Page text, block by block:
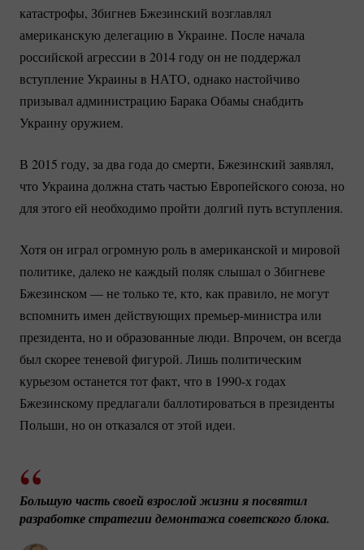
катастрофы, Збигнев Бжезинский возглавлял
американскую делегацию в Украине. После начала
российской агрессии в 2014 году он не поддержал
вступление Украины в НАТО, однако настойчиво
призывал администрацию Барака Обамы снабдить
Украину оружием.
В 2015 году, за два года до смерти, Бжезинский заявлял,
что Украина должна стать частью Европейского союза, но
для этого ей необходимо пройти долгий путь вступления.
Хотя он играл огромную роль в американской и мировой
политике, далеко не каждый поляк слышал о Збигневе
Бжезинском — не только те, кто, как правило, не могут
вспомнить имен действующих премьер-министра или
президента, но и образованные люди. Впрочем, он всегда
был скорее теневой фигурой. Лишь политическим
курьезом останется тот факт, что в 1990-х годах
Бжезинскому предлагали баллотироваться в президенты
Польши, но он отказался от этой идеи.
Большую часть своей взрослой жизни я посвятил
разработке стратегии демонтажа советского блока.